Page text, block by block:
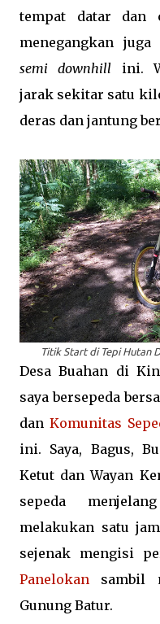
tempat datar dan
menegangkan juga
semi downhill ini.
jarak sekitar satu
deras dan jantung
Titik Start di Tepi Hutan
Desa Buahan di
saya bersepeda
dan Komunitas
ini. Saya, Bagus,
Ketut dan Wayan
sepeda
melakukan satu
sejenak mengisi
Panelokan sambil
Gunung Batur.